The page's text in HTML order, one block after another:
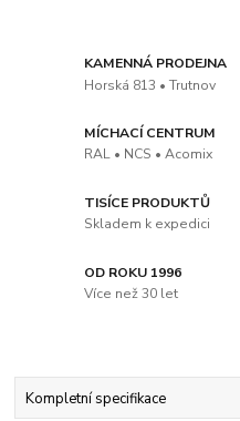
KAMENNÁ PRODEJNA
Horská 813 • Trutnov
MÍCHACÍ CENTRUM
RAL • NCS • Acomix
TISÍCE PRODUKTŮ
Skladem k expedici
OD ROKU 1996
Více než 30 let
Kompletní specifikace